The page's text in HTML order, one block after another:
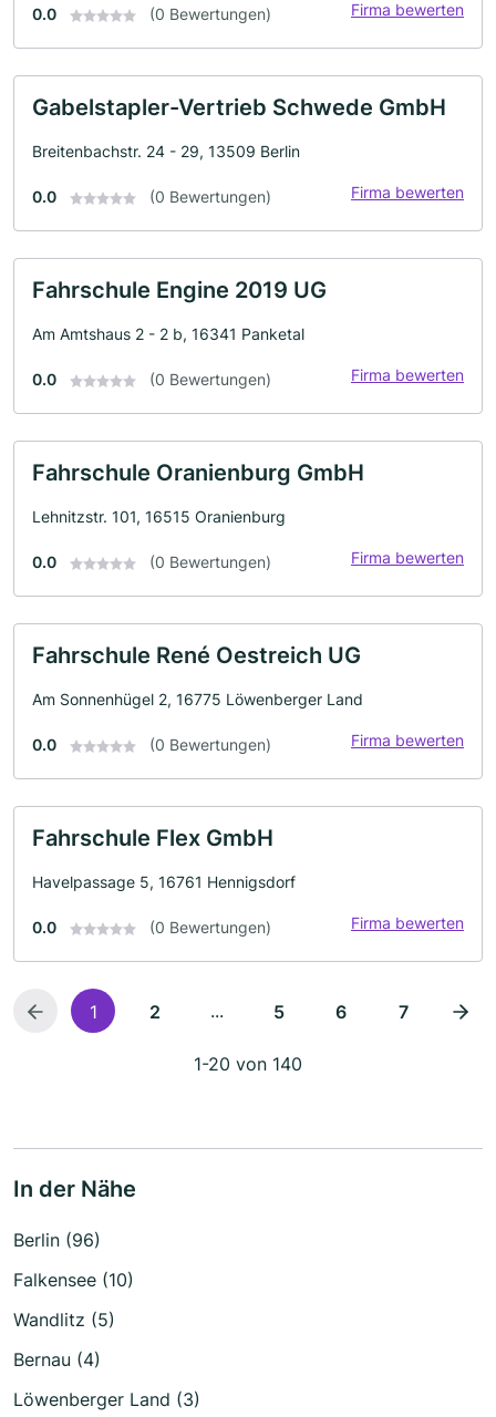
0.0 (0 Bewertungen) Firma bewerten
Gabelstapler-Vertrieb Schwede GmbH
Breitenbachstr. 24 - 29, 13509 Berlin
0.0 (0 Bewertungen) Firma bewerten
Fahrschule Engine 2019 UG
Am Amtshaus 2 - 2 b, 16341 Panketal
0.0 (0 Bewertungen) Firma bewerten
Fahrschule Oranienburg GmbH
Lehnitzstr. 101, 16515 Oranienburg
0.0 (0 Bewertungen) Firma bewerten
Fahrschule René Oestreich UG
Am Sonnenhügel 2, 16775 Löwenberger Land
0.0 (0 Bewertungen) Firma bewerten
Fahrschule Flex GmbH
Havelpassage 5, 16761 Hennigsdorf
0.0 (0 Bewertungen) Firma bewerten
1 2 ... 5 6 7
1-20 von 140
In der Nähe
Berlin (96)
Falkensee (10)
Wandlitz (5)
Bernau (4)
Löwenberger Land (3)